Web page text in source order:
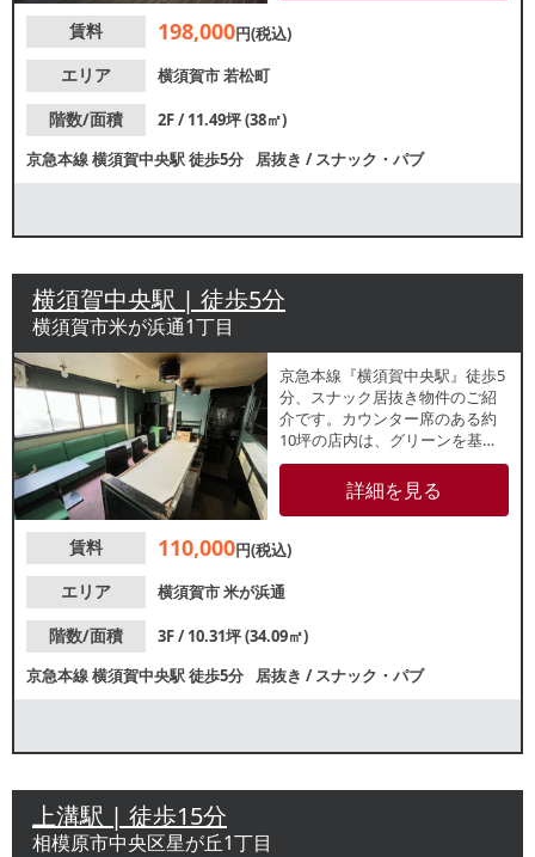
規・個人開業にもおすすめ！諸
賃料 198,000円(税込)
エリア
横須賀市若松町
階数/面積
2F / 11.49坪 (38㎡)
京急本線横須賀中央駅徒歩5分 居抜き /スナック・パブ
横須賀中央駅 | 徒歩5分
横須賀市米が浜通1丁目
京急本線『横須賀中央駅』徒歩5
分、スナック居抜き物件のご紹
介です。カウンター席のある約
10坪の店内は、グリーンを基調
とした落ち着いた内装です。バ
ーなど類似業態ご希望の方にお
すすめ！諸条件等、お気軽にお
詳細を見る
賃料 110,000円(税込)
エリア
横須賀市米が浜通
階数/面積
3F / 10.31坪 (34.09㎡)
京急本線横須賀中央駅徒歩5分 居抜き /スナック・パブ
上溝駅 | 徒歩15分
相模原市中央区星が丘1丁目